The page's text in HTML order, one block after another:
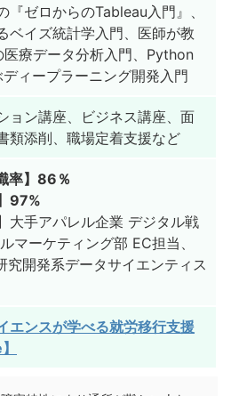
『ゼロからのTableau入門』、
ベイズ統計学入門、医師が教
医療データ分析入門、Python
ィープラーニング開発入門
ョン講座、ビジネス講座、面
類添削、職場定着支援など
率】86％
97%
大手アパレル企業 デジタル戦
マーケティング部 EC担当、
究開発系データサイエンティス
エンスが学べる就労移行支援